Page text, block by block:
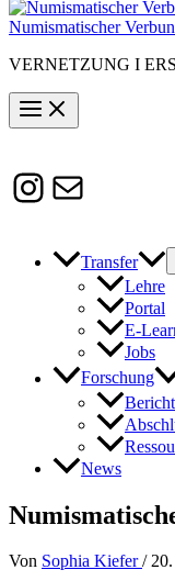
Numismatischer
VERNETZUNG I
Instagram
heidelberg.de
Transfer
Lehre
Portal
E-
Jobs
Forschung
News
Von Sophia Kiefer/